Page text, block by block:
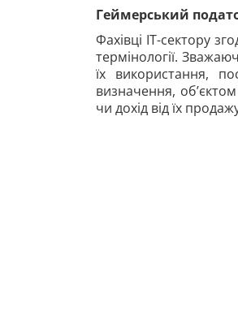
Геймерський
Фахівці ІТ-сектору
термінології.
їх використання,
визначення,
чи дохід від їх